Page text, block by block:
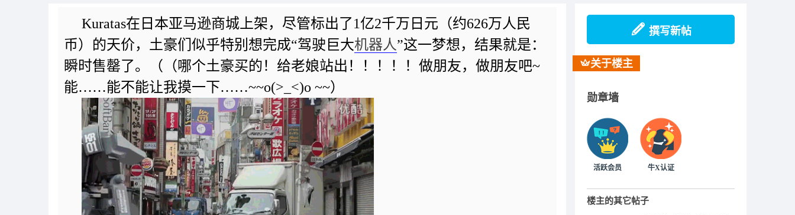
Kuratas在日本亚马逊商城上架，尽管标出了1亿2千万日元（约626万人民
币）的天价，土豪们似乎特别想完成“驾驶巨大机器人”这一梦想，结果就是：
瞬时售罄了。（（哪个土豪买的！给老娘站出！！！！！做朋友，做朋友吧~
能……能不能让我摸一下……~~o(>_<)o ~~）
撰写新帖
关于楼主
勋章墙
活跃会员 牛X认证
楼主的其它帖子